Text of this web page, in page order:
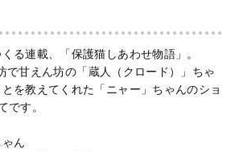
る連載、「保護猫しあわせ物語」。
で甘えん坊の「蔵人（クロード）」ちゃ
を教えてくれた「ニャー」ちゃんのショ
です。
ん